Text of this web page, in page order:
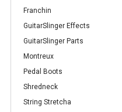
Franchin
GuitarSlinger Effects
GuitarSlinger Parts
Montreux
Pedal Boots
Shredneck
String Stretcha